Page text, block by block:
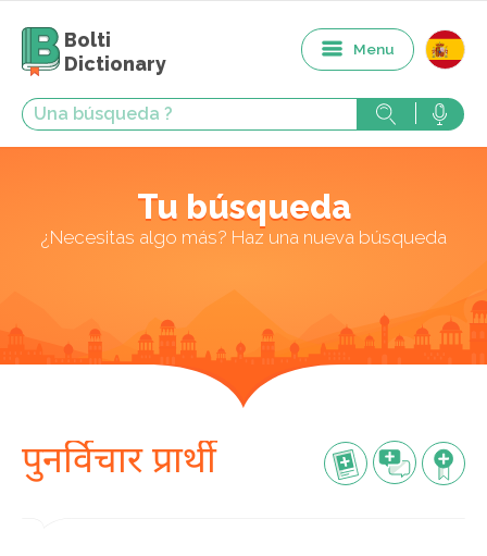
Bolti
Dictionary
Menu
Tu búsqueda
¿Necesitas algo más? Haz una nueva búsqueda
पुनर्विचार प्रार्थी